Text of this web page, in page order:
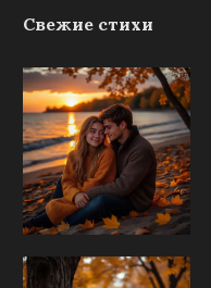
Свежие стихи